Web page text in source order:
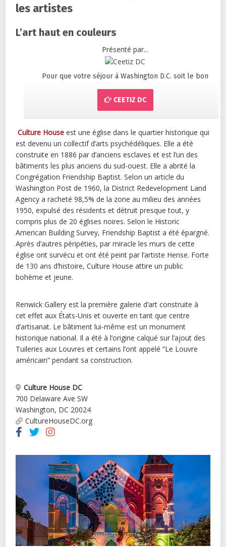
les artistes
L’art haut en couleurs
Présenté par...
Pour que votre séjour à Washington D.C. soit le bon
CEETIZ DC
Culture House est une église dans le quartier historique qui
est devenu un collectif d’arts psychédéliques. Elle a été
construite en 1886 par d’anciens esclaves et est l’un des
bâtiments les plus anciens du sud-ouest. Elle a abrité la
Congrégation Friendship Baptist. Selon un article du
Washington Post de 1960, la District Redevelopment Land
Agency a racheté 98,5% de la zone au milieu des années
1950, expulsé des résidents et détruit presque tout, y
compris plus de 20 églises noires. Selon le Historic
American Building Survey, Friendship Baptist a été épargné.
Après d’autres péripéties, par miracle les murs de cette
église ont survécu et ont été peint par l’artiste Hense. Forte
de 130 ans d’histoire, Culture House attire un public
bohème et jeune.
Renwick Gallery est la première galerie d’art construite à
cet effet aux États-Unis et ouverte en tant que centre
d’artisanat. Le bâtiment lui-même est un monument
historique national. Il a été à l’origine calqué sur l’ajout des
Tuileries aux Louvres et certains l’ont appelé “Le Louvre
américain” pendant sa construction.
Culture House DC
700 Delaware Ave SW
Washington, DC 20024
CultureHouseDC.org